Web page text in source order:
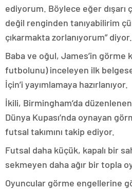
ediyorum. Böylece eğer dışarı
değil renginden tanıyabilirim
çıkarmakta zorlanıyorum” diyor.
Baba ve oğul, James’in görme
futbolunu) inceleyen ilk
İçin’i yayımlamaya hazırlanıyor.
İkili, Birmingham’da
Dünya Kupası’nda oynayan
futsal takımını takip ediyor.
Futsal daha küçük, kapalı bir
sekmeyen daha ağır bir topla
Oyuncular görme engellerine